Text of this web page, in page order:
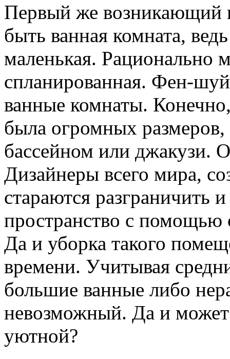
Первый же возникающий
быть ванная комната,
маленькая. Рационально
спланированная. Фен-
ванные комнаты.
была огромных
бассейном или джакузи.
Дизайнеры всего мира,
стараются разграничить
пространство с помощью
Да и уборка такого
времени. Учитывая
большие ванные либо
невозможный. Да и
уютной?